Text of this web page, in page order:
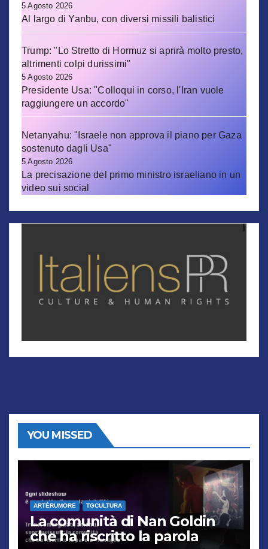
5 Agosto 2026
Al largo di Yanbu, con diversi missili balistici
Trump: "Lo Stretto di Hormuz si aprirà molto presto,
altrimenti colpi durissimi"
5 Agosto 2026
Presidente Usa: "Colloqui in corso, l'Iran vuole
raggiungere un accordo"
Netanyahu: "Israele non approva il piano per Gaza
sostenuto dagli Usa"
5 Agosto 2026
La precisazione del primo ministro israeliano in un
video sui social
YOU MISSED
ARTÈRUMORE TGCULTURA
La comunità di Nan Goldin
che ha riscritto la parola